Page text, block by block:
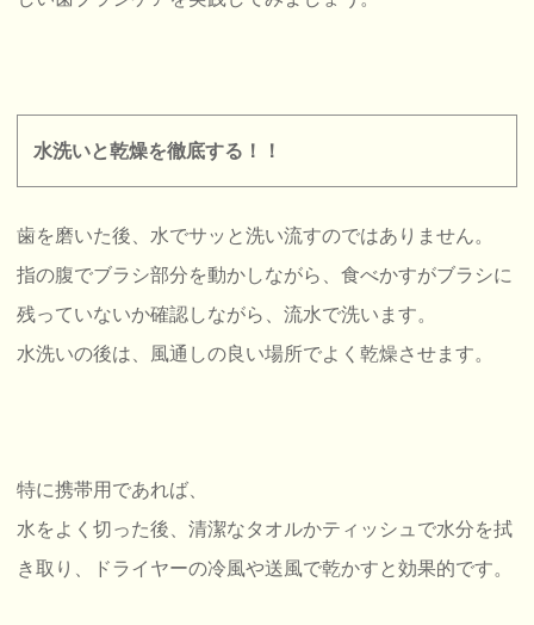
水洗いと乾燥を徹底する！！
歯を磨いた後、水でサッと洗い流すのではありません。
指の腹でブラシ部分を動かしながら、食べかすがブラシに
残っていないか確認しながら、流水で洗います。
水洗いの後は、風通しの良い場所でよく乾燥させます。
特に携帯用であれば、
水をよく切った後、清潔なタオルかティッシュで水分を拭
き取り、ドライヤーの冷風や送風で乾かすと効果的です。